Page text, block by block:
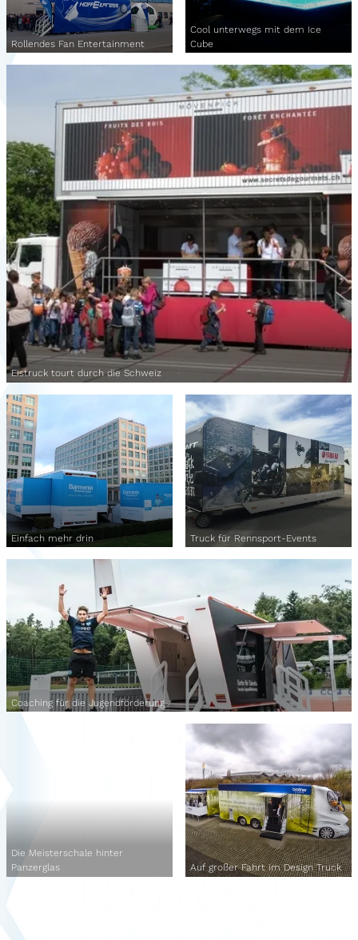
Rollendes Fan Entertainment
Cool unterwegs mit dem Ice
Cube
Eistruck tourt durch die Schweiz
Einfach mehr drin
Coaching für die Jugendförderung
Truck für Rennsport-Events
Die Meisterschale hinter
Panzerglas
Auf großer Fahrt im Design Truck